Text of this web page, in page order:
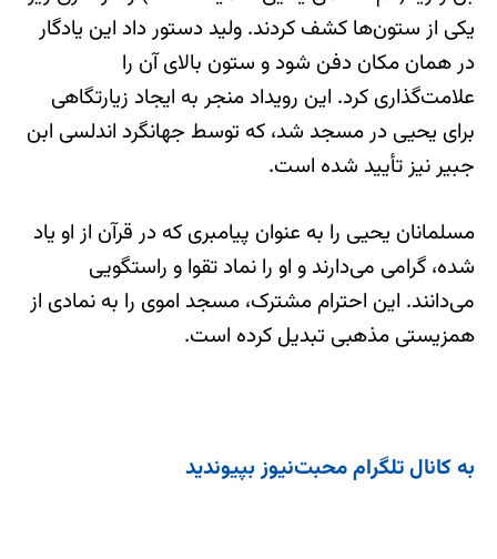
یکی از ستون‌ها کشف کردند. ولید دستور داد این یادگار
در همان مکان دفن شود و ستون بالای آن را
علامت‌گذاری کرد. این رویداد منجر به ایجاد زیارتگاهی
برای یحیی در مسجد شد، که توسط جهانگرد اندلسی ابن
جبیر نیز تأیید شده است.
مسلمانان یحیی را به عنوان پیامبری که در قرآن از او یاد
شده، گرامی می‌دارند و او را نماد تقوا و راستگویی
می‌دانند. این احترام مشترک، مسجد اموی را به نمادی از
همزیستی مذهبی تبدیل کرده است.
به کانال تلگرام محبت‌نیوز بپیوندید